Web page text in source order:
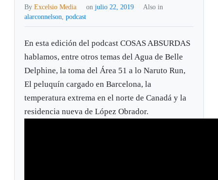
ByExcelsio Media on julio 22, 2019
Also in
alarconnelson,podcast
En esta edición del podcast COSAS ABSURDAS
hablamos, entre otros temas del Agua de Belle
Delphine, la toma del Área 51 a lo Naruto Run,
El peluquín cargado en Barcelona, la
temperatura extrema en el norte de Canadá y la
residencia nueva de López Obrador.